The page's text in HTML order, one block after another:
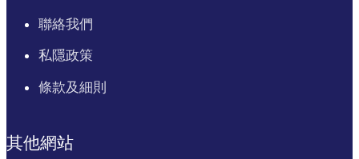
聯絡我們
私隱政策
條款及細則
其他網站